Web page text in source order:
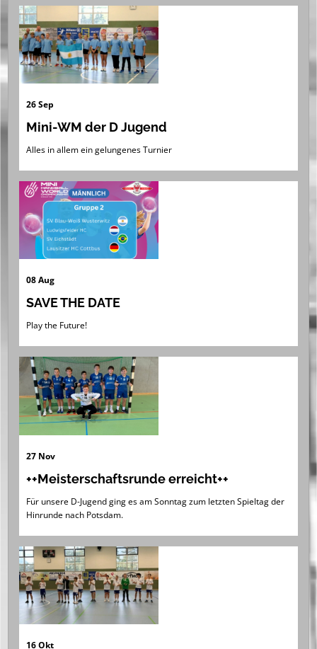
26 Sep
Mini-WM der D Jugend
Alles in allem ein gelungenes Turnier
08 Aug
SAVE THE DATE
Play the Future!
27 Nov
++Meisterschaftsrunde erreicht++
Für unsere D-Jugend ging es am Sonntag zum letzten Spieltag der
Hinrunde nach Potsdam.
16 Okt